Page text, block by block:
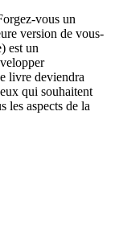
vous un
version de vous-
est un
livre deviendra
qui souhaitent
les aspects de la